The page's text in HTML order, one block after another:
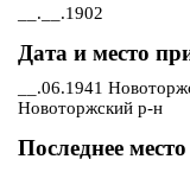
__.__.1902
Дата и место
__.06.1941
Новоторжский р-н
Последнее